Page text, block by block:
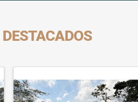
DESTACADOS